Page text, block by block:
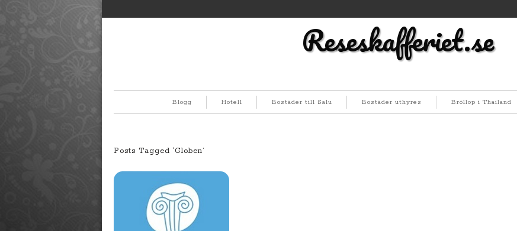
Reseskafferiet.se
Blogg Hotell Bostäder till Salu Bostäder uthyres Bröllop i Thailand
Posts Tagged ‘Globen’